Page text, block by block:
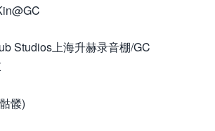
Studios上海升赫录音棚/GC
髅)